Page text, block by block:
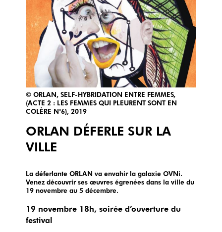
© ORLAN, SELF-HYBRIDATION ENTRE FEMMES,
(ACTE 2 : LES FEMMES QUI PLEURENT SONT EN
COLÈRE N°6), 2019
ORLAN DÉFERLE SUR LA
VILLE
La déferlante ORLAN va envahir la galaxie OVNi.
Venez découvrir ses œuvres égrenées dans la ville du
19 novembre au 5 décembre.
19 novembre 18h, soirée d’ouverture du
festival